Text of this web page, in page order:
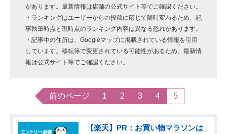
があります。最新情報は店舗の公式サイト等でご確認ください。
・ランキングはユーザーからの投稿に応じて随時変わるため、記
事執筆時点と現時点のランキング内容は異なる恐れがあります。
・記事中の住所は、Googleマップに掲載されている情報を引用
しています。移転等で変更されている可能性があるため、最新情
報は公式サイト等でご確認ください。
前のページ 1 2 3 4 5
【楽天】PR：お買い物マラソンは